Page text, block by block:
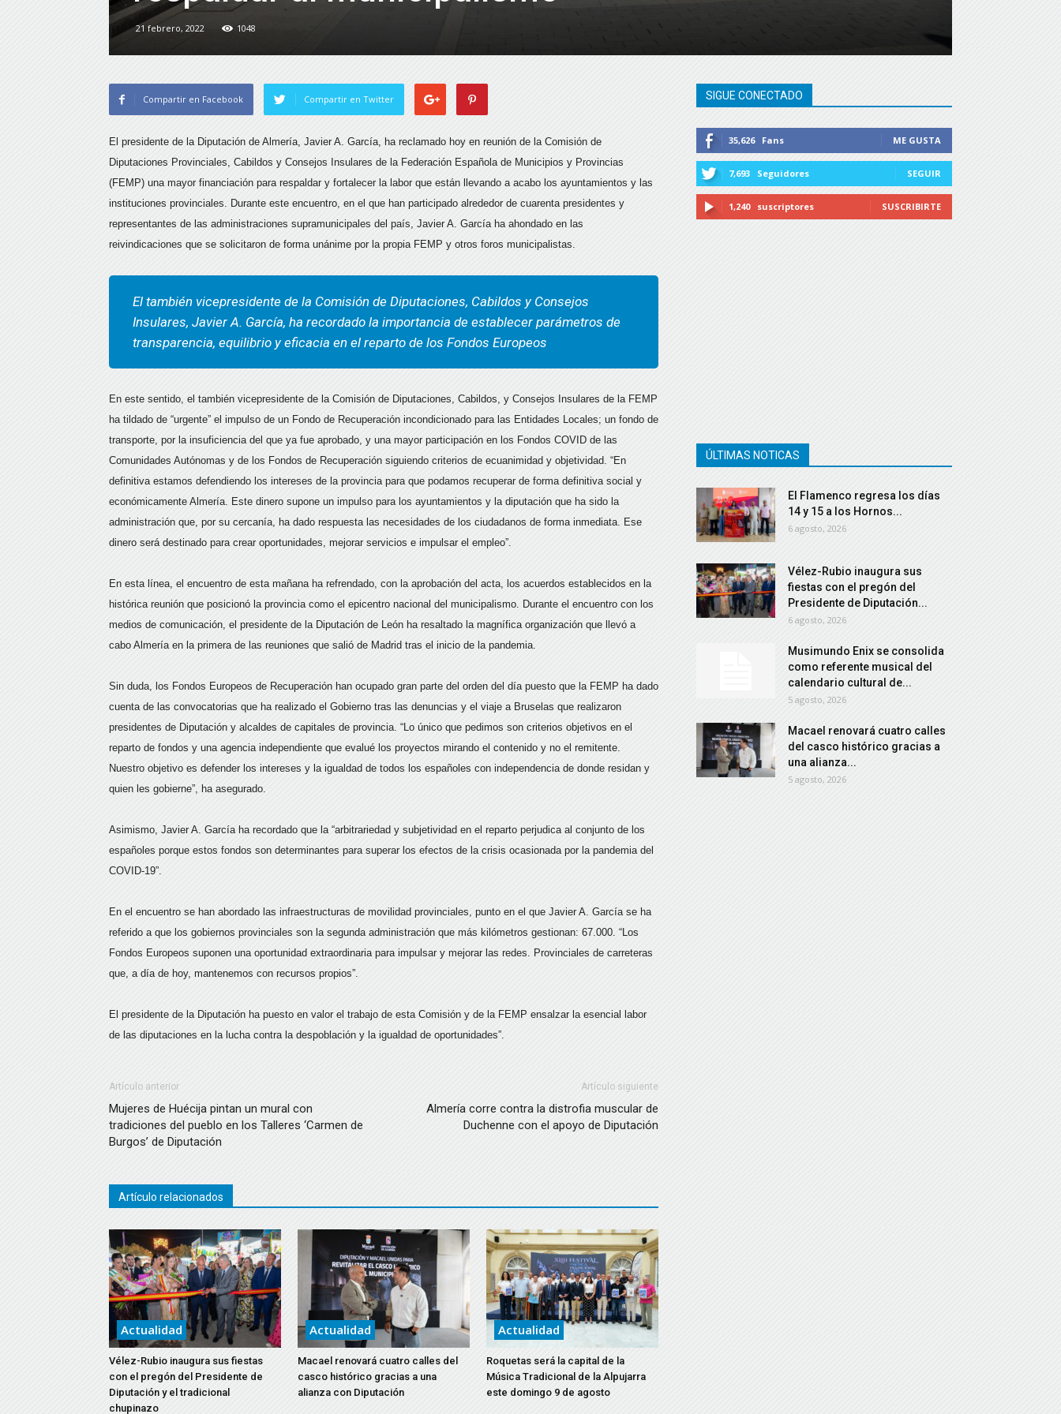
21 febrero, 2022 1048
Compartir en Facebook Compartir en Twitter
El presidente de la Diputación de Almería, Javier A. García, ha reclamado hoy en reunión de la Comisión de
Diputaciones Provinciales, Cabildos y Consejos Insulares de la Federación Española de Municipios y Provincias
(FEMP) una mayor financiación para respaldar y fortalecer la labor que están llevando a acabo los ayuntamientos y las
instituciones provinciales. Durante este encuentro, en el que han participado alrededor de cuarenta presidentes y
representantes de las administraciones supramunicipales del país, Javier A. García ha ahondado en las
reivindicaciones que se solicitaron de forma unánime por la propia FEMP y otros foros municipalistas.
El también vicepresidente de la Comisión de Diputaciones, Cabildos y Consejos
Insulares, Javier A. García, ha recordado la importancia de establecer parámetros de
transparencia, equilibrio y eficacia en el reparto de los Fondos Europeos
En este sentido, el también vicepresidente de la Comisión de Diputaciones, Cabildos, y Consejos Insulares de la FEMP
ha tildado de “urgente” el impulso de un Fondo de Recuperación incondicionado para las Entidades Locales; un fondo de
transporte, por la insuficiencia del que ya fue aprobado, y una mayor participación en los Fondos COVID de las
Comunidades Autónomas y de los Fondos de Recuperación siguiendo criterios de ecuanimidad y objetividad. “En
definitiva estamos defendiendo los intereses de la provincia para que podamos recuperar de forma definitiva social y
económicamente Almería. Este dinero supone un impulso para los ayuntamientos y la diputación que ha sido la
administración que, por su cercanía, ha dado respuesta las necesidades de los ciudadanos de forma inmediata. Ese
dinero será destinado para crear oportunidades, mejorar servicios e impulsar el empleo”.
En esta línea, el encuentro de esta mañana ha refrendado, con la aprobación del acta, los acuerdos establecidos en la
histórica reunión que posicionó la provincia como el epicentro nacional del municipalismo. Durante el encuentro con los
medios de comunicación, el presidente de la Diputación de León ha resaltado la magnífica organización que llevó a
cabo Almería en la primera de las reuniones que salió de Madrid tras el inicio de la pandemia.
Sin duda, los Fondos Europeos de Recuperación han ocupado gran parte del orden del día puesto que la FEMP ha dado
cuenta de las convocatorias que ha realizado el Gobierno tras las denuncias y el viaje a Bruselas que realizaron
presidentes de Diputación y alcaldes de capitales de provincia. “Lo único que pedimos son criterios objetivos en el
reparto de fondos y una agencia independiente que evalué los proyectos mirando el contenido y no el remitente.
Nuestro objetivo es defender los intereses y la igualdad de todos los españoles con independencia de donde residan y
quien les gobierne”, ha asegurado.
Asimismo, Javier A. García ha recordado que la “arbitrariedad y subjetividad en el reparto perjudica al conjunto de los
españoles porque estos fondos son determinantes para superar los efectos de la crisis ocasionada por la pandemia del
COVID-19”.
En el encuentro se han abordado las infraestructuras de movilidad provinciales, punto en el que Javier A. García se ha
referido a que los gobiernos provinciales son la segunda administración que más kilómetros gestionan: 67.000. “Los
Fondos Europeos suponen una oportunidad extraordinaria para impulsar y mejorar las redes. Provinciales de carreteras
que, a día de hoy, mantenemos con recursos propios”.
El presidente de la Diputación ha puesto en valor el trabajo de esta Comisión y de la FEMP ensalzar la esencial labor
de las diputaciones en la lucha contra la despoblación y la igualdad de oportunidades”.
Artículo anterior
Mujeres de Huécija pintan un mural con
tradiciones del pueblo en los Talleres ‘Carmen de
Burgos’ de Diputación
Artículo siguiente
Almería corre contra la distrofia muscular de
Duchenne con el apoyo de Diputación
Artículo relacionados
Actualidad
Vélez-Rubio inaugura sus fiestas
con el pregón del Presidente de
Diputación y el tradicional
chupinazo
Actualidad
Macael renovará cuatro calles del
casco histórico gracias a una
alianza con Diputación
Actualidad
Roquetas será la capital de la
Música Tradicional de la Alpujarra
este domingo 9 de agosto
SIGUE CONECTADO
35,626 Fans ME GUSTA
7,693 Seguidores SEGUIR
1,240 suscriptores SUSCRIBIRTE
ÚLTIMAS NOTICAS
El Flamenco regresa los días
14 y 15 a los Hornos...
6 agosto, 2026
Vélez-Rubio inaugura sus
fiestas con el pregón del
Presidente de Diputación...
6 agosto, 2026
Musimundo Enix se consolida
como referente musical del
calendario cultural de...
5 agosto, 2026
Macael renovará cuatro calles
del casco histórico gracias a
una alianza...
5 agosto, 2026